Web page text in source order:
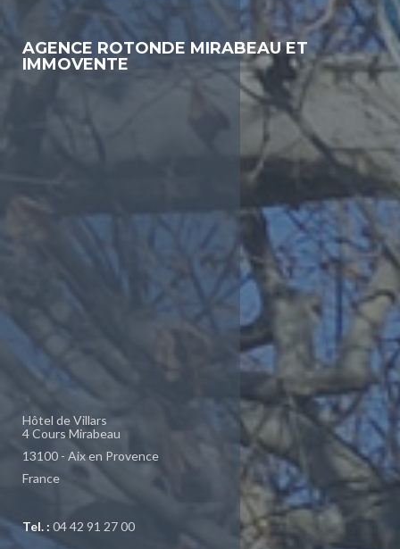
AGENCE ROTONDE MIRABEAU ET
IMMOVENTE
Hôtel de Villars
4 Cours Mirabeau
13100 - Aix en Provence
France
Tel. : 04 42 91 27 00